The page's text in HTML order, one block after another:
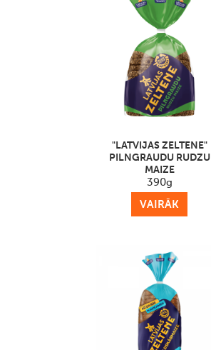
"LATVIJAS ZELTENE"
PILNGRAUDU RUDZU
MAIZE
390g
VAIRĀK